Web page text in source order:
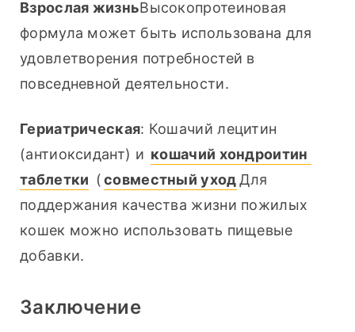
Взрослая жизньВысокопротеиновая
формула может быть использована для
удовлетворения потребностей в
повседневной деятельности.
Гериатрическая: Кошачий лецитин
(антиоксидант) и кошачий хондроитин
таблетки (совместный уходДля
поддержания качества жизни пожилых
кошек можно использовать пищевые
добавки.
Заключение